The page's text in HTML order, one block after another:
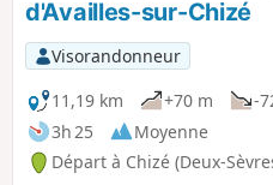
d'Availles-sur-Chizé
Visorandonneur
11,19 km
+70 m
-
3h 25
Moyenne
Départ à Chizé (Deux-